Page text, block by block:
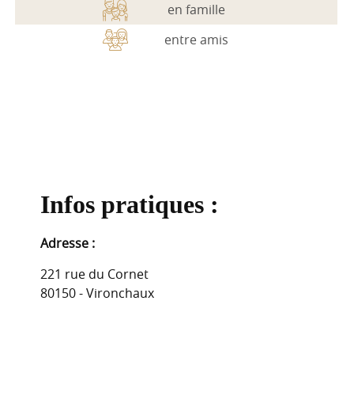
en famille
entre amis
Infos pratiques :
Adresse :
221 rue du Cornet
80150 - Vironchaux